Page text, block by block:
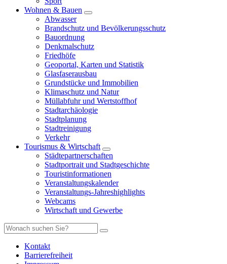
Wohnen & Bauen
Abwasser
Brandschutz und Bevölkerungsschutz
Bauordnung
Denkmalschutz
Friedhöfe
Geoportal, Karten und Statistik
Glasfaserausbau
Grundstücke und Immobilien
Klimaschutz und Natur
Müllabfuhr und Wertstoffhof
Stadtarchäologie
Stadtplanung
Stadtreinigung
Verkehr
Tourismus & Wirtschaft
Städtepartnerschaften
Stadtportrait und Stadtgeschichte
Touristinformationen
Veranstaltungskalender
Veranstaltungs-Jahreshighlights
Webcams
Wirtschaft und Gewerbe
Kontakt
Barrierefreiheit